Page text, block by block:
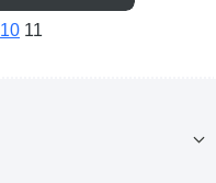
10 11